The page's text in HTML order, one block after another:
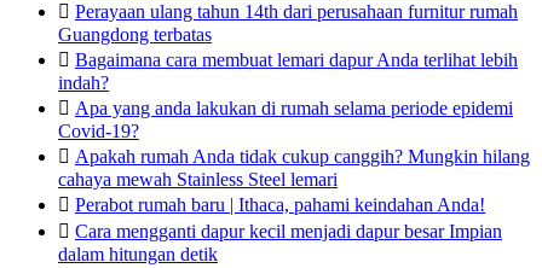
 Perayaan ulang tahun 14th dari perusahaan furnitur rumah
Guangdong terbatas
 Bagaimana cara membuat lemari dapur Anda terlihat lebih
indah?
 Apa yang anda lakukan di rumah selama periode epidemi
Covid-19?
 Apakah rumah Anda tidak cukup canggih? Mungkin hilang
cahaya mewah Stainless Steel lemari
 Perabot rumah baru | Ithaca, pahami keindahan Anda!
 Cara mengganti dapur kecil menjadi dapur besar Impian
dalam hitungan detik